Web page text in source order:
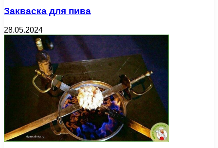
Закваска для пива
28.05.2024